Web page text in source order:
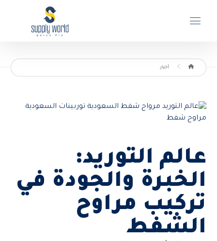
أخبار
عالم التوريد:
الخبرة والجودة في
تركيب مراوح
الشفط